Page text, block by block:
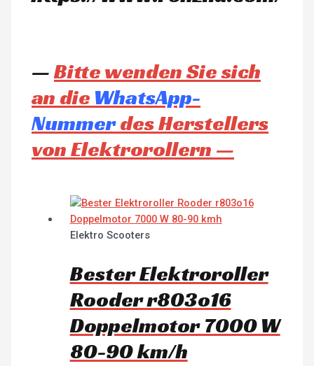
—Bitte wenden Sie sich
an die WhatsApp-
Nummerdes Herstellers
von Elektrorollern —
Elektro Scooters
Bester Elektroroller
Rooder r803o16
Doppelmotor 7000 W
80-90 km/h